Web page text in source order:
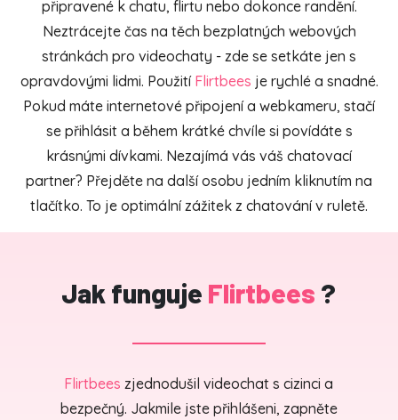
připravené k chatu, flirtu nebo dokonce randění.
Neztrácejte čas na těch bezplatných webových
stránkách pro videochaty - zde se setkáte jen s
opravdovými lidmi. Použití Flirtbees je rychlé a snadné.
Pokud máte internetové připojení a webkameru, stačí
se přihlásit a během krátké chvíle si povídáte s
krásnými dívkami. Nezajímá vás váš chatovací
partner? Přejděte na další osobu jedním kliknutím na
tlačítko. To je optimální zážitek z chatování v ruletě.
Jak funguje Flirtbees ?
Flirtbees zjednodušil videochat s cizinci a
bezpečný. Jakmile jste přihlášeni, zapněte